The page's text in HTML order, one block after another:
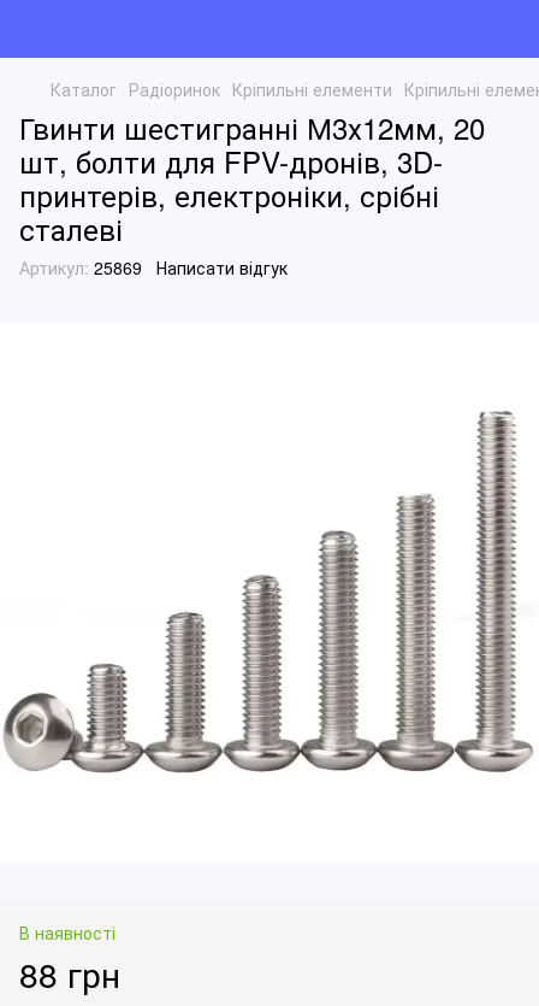
Каталог Радіоринок Кріпильні елементи Кріпильні
Гвинти шестигранні М3х12мм, 20
шт, болти для FPV-дронів, 3D-
принтерів, електроніки, срібні
сталеві
Артикул: 25869 Написати відгук
В наявності
88 грн